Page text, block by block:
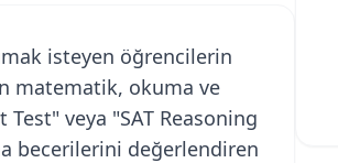
isteyen öğrencilerin
matematik, okuma ve
veya "SAT Reasoning
becerilerini değerlendiren